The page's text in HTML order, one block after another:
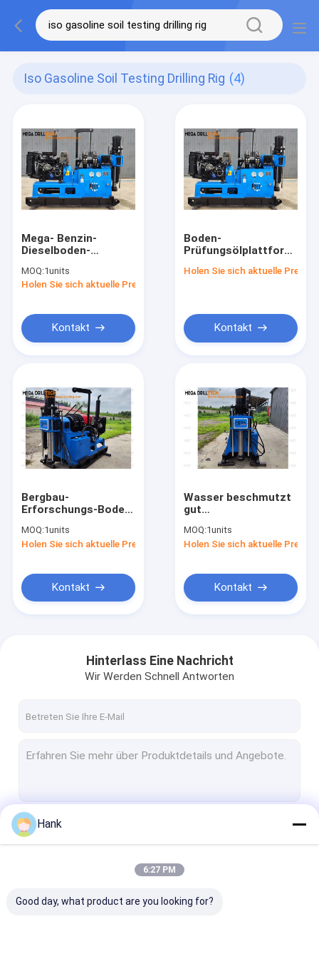
Iso Gasoline Soil Testing Drilling Rig (4)
Mega- Benzin-
Dieselboden-
ISO 9001
MOQ:1units
Holen Sie sich aktuelle Preis
Kontakt
Boden-
Prüfungsölplattform
benzinbetrieben für
Holen Sie sich aktuelle Preis
Kontakt
Bergbau-
Erforschungs-Boden-
MOQ:1units
Holen Sie sich aktuelle Preis
Kontakt
Wasser beschmutzt
gut
75-150mm
MOQ:1units
Holen Sie sich aktuelle Preis
Kontakt
Hinterlass Eine Nachricht
Wir Werden Schnell Antworten
Hank
6:27 PM
Good day, what product are you looking for?